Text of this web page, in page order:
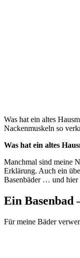
Was hat ein altes
Nackenmuskeln so
Was hat ein altes
Manchmal sind meine
Erklärung. Auch ein
Basenbäder … und hier
Ein Basenbad
Für meine Bäder